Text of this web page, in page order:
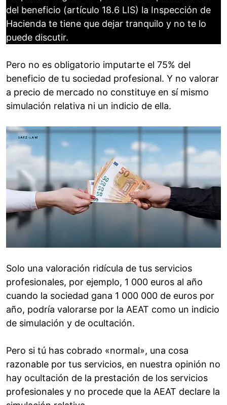
del beneficio (artículo 18.6 LIS) la Inspección de
Hacienda te tiene que dejar tranquilo y no te lo
puede discutir.
Pero no es obligatorio imputarte el 75% del
beneficio de tu sociedad profesional. Y no valorar
a precio de mercado no constituye en sí mismo
simulación relativa ni un indicio de ella.
Solo una valoración ridícula de tus servicios
profesionales, por ejemplo, 1 000 euros al año
cuando la sociedad gana 1 000 000 de euros por
año, podría valorarse por la AEAT como un indicio
de simulación y de ocultación.
Pero si tú has cobrado «normal», una cosa
razonable por tus servicios, en nuestra opinión no
hay ocultación de la prestación de los servicios
profesionales y no procede que la AEAT declare la